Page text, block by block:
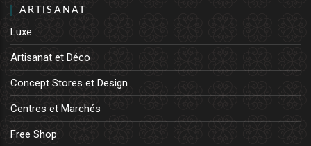
ARTISANAT
Luxe
Artisanat et Déco
Concept Stores et Design
Centres et Marchés
Free Shop